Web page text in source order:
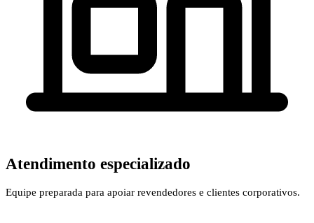
Atendimento especializado
Equipe preparada para apoiar revendedores e clientes corporativos.